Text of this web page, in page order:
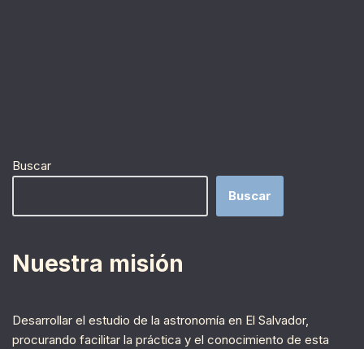
Buscar
Buscar
Nuestra misión
Desarrollar el estudio de la astronomía en El Salvador,
procurando facilitar la práctica y el conocimiento de esta